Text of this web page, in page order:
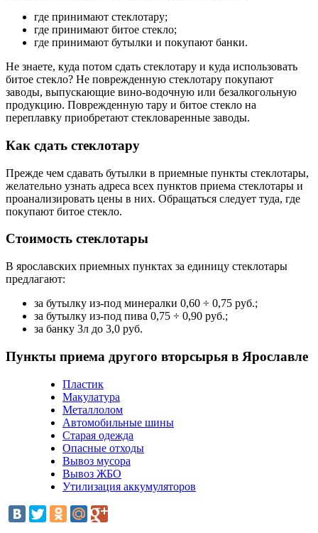
где принимают стеклотару;
где принимают битое стекло;
где принимают бутылки и покупают банки.
Не знаете, куда потом сдать стеклотару и куда использовать
битое стекло? Не поврежденную стеклотару покупают
заводы, выпускающие вино-водочную или безалкогольную
продукцию. Поврежденную тару и битое стекло на
переплавку приобретают стекловаренные заводы.
Как сдать стеклотару
Прежде чем сдавать бутылки в приемные пункты стеклотары,
желательно узнать адреса всех пунктов приема стеклотары и
проанализировать цены в них. Обращаться следует туда, где
покупают битое стекло.
Стоимость стеклотары
В ярославских приемных пунктах за единицу стеклотары
предлагают:
за бутылку из-под минералки 0,60 ÷ 0,75 руб.;
за бутылку из-под пива 0,75 ÷ 0,90 руб.;
за банку 3л до 3,0 руб.
Пункты приема другого вторсырья в Ярославле
Пластик
Макулатура
Металлолом
Автомобильные шины
Старая одежда
Опасные отходы
Вывоз мусора
Вывоз ЖБО
Утилизация аккумуляторов